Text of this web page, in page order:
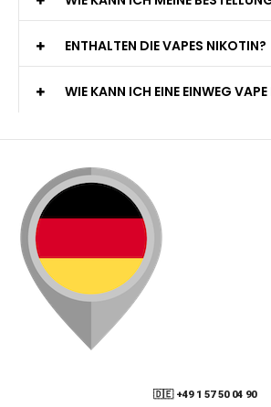
ENTHALTEN DIE VAPES NIKOTIN?
WIE KANN ICH EINE EINWEG VAPE
🇩🇪 +49 1 57 50 04 90